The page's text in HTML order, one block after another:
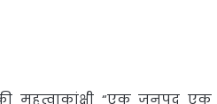
महत्वाकांक्षी “एक जनपद एक